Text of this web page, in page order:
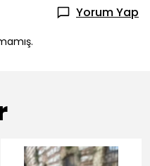
Yorum Yap